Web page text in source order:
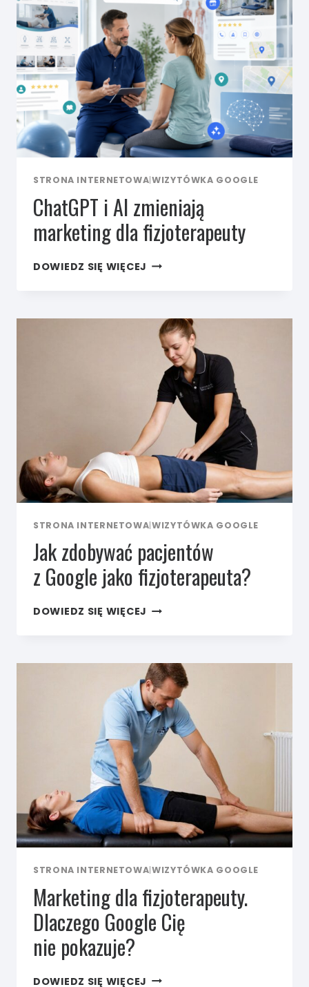
STRONA INTERNETOWA WIZYTÓWKA GOOGLE
ChatGPT i AI zmieniają
marketing dla fizjoterapeuty
DOWIEDZ SIĘ WIĘCEJ CHATGPT
DLA
FIZJOTERAPEUTY
STRONA INTERNETOWA|WIZYTÓWKA GOOGLE
Jak zdobywać pacjentów
z Google jako fizjoterapeuta?
DOWIEDZ SIĘ WIĘCEJ JAK
JAKO
FIZJOTERAPEUTA?
STRONA INTERNETOWA|WIZYTÓWKA GOOGLE
Marketing dla fizjoterapeuty.
Dlaczego Google Cię
nie pokazuje?
DOWIEDZ SIĘ WIĘCEJ MARKETING